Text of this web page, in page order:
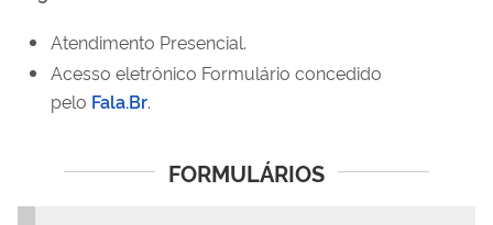
Atendimento Presencial.
Acesso eletrônico Formulário concedido
pelo Fala.Br.
FORMULÁRIOS